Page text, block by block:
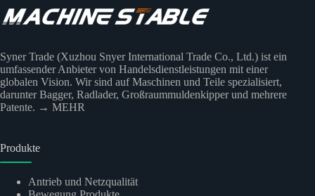
Syner Trade (Xuzhou Snyer International Trade Co., Ltd.) ist ein
umfassender Anbieter von Handelsdienstleistungen mit einer
globalen Vision. Wir sind auf Maschinen und Teile spezialisiert,
darunter Bagger, Radlader, Großraummuldenkipper und mehrere
Patente. → MEHR
Produkte
Antrieb und Netzqualität